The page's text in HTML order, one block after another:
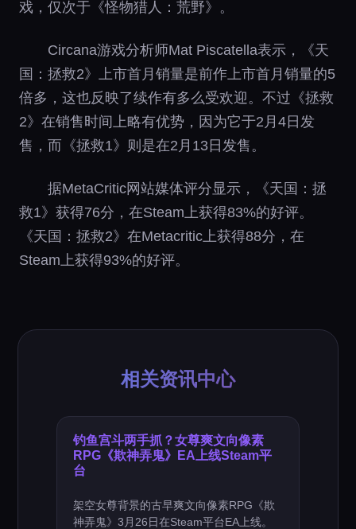
戏，仅次于《怪物猎人：荒野》。
Circana游戏分析师Mat Piscatella表示，《天
国：拯救2》上市首月销量是前作上市首月销量的5
倍多，这也反映了续作有多么受欢迎。不过《拯救
2》在销售时间上略有优势，因为它于2月4日发
售，而《拯救1》则是在2月13日发售。
据MetaCritic网站媒体评分显示，《天国：拯
救1》获得76分，在Steam上获得83%的好评。
《天国：拯救2》在Metacritic上获得88分，在
Steam上获得93%的好评。
相关资讯中心
钓鱼宫斗两手抓？女尊爽文向像素
RPG《欺神弄鬼》EA上线Steam平
台
架空女尊背景的古早爽文向像素RPG《欺
神弄鬼》3月26日在Steam平台EA上线。